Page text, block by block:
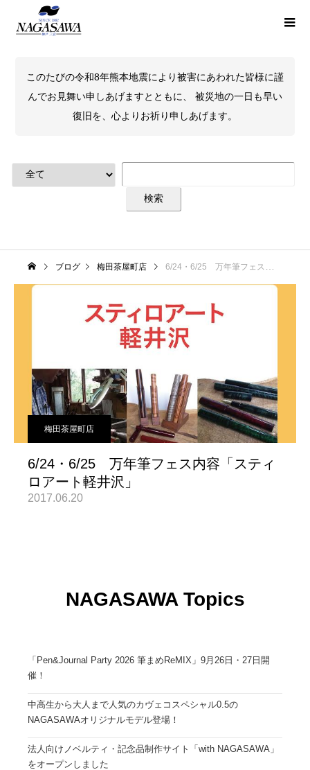
このたびの令和8年熊本地震により被害にあわれた皆様に謹
んでお見舞い申しあげますとともに、 被災地の一日も早い
復旧を、心よりお祈り申しあげます。
ブログ 梅田茶屋町店 6/24・6/25 万年筆フェス内容「スティロアート軽井沢」
梅田茶屋町店
6/24・6/25 万年筆フェス内容「スティ
ロアート軽井沢」
2017.06.20
NAGASAWA Topics
「Pen&Journal Party 2026 筆まめReMIX」9月26日・27日開
催！
中高生から大人まで人気のカヴェコスペシャル0.5の
NAGASAWAオリジナルモデル登場！
法人向けノベルティ・記念品制作サイト「with NAGASAWA」
をオープンしました